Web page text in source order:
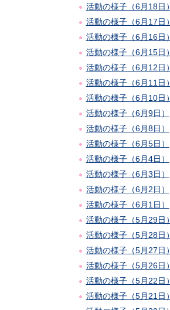
活動の様子（6月18日）
活動の様子（6月17日）
活動の様子（6月16日）
活動の様子（6月15日）
活動の様子（6月12日）
活動の様子（6月11日）
活動の様子（6月10日）
活動の様子（6月9日）
活動の様子（6月8日）
活動の様子（6月5日）
活動の様子（6月4日）
活動の様子（6月3日）
活動の様子（6月2日）
活動の様子（6月1日）
活動の様子（5月29日）
活動の様子（5月28日）
活動の様子（5月27日）
活動の様子（5月26日）
活動の様子（5月22日）
活動の様子（5月21日）